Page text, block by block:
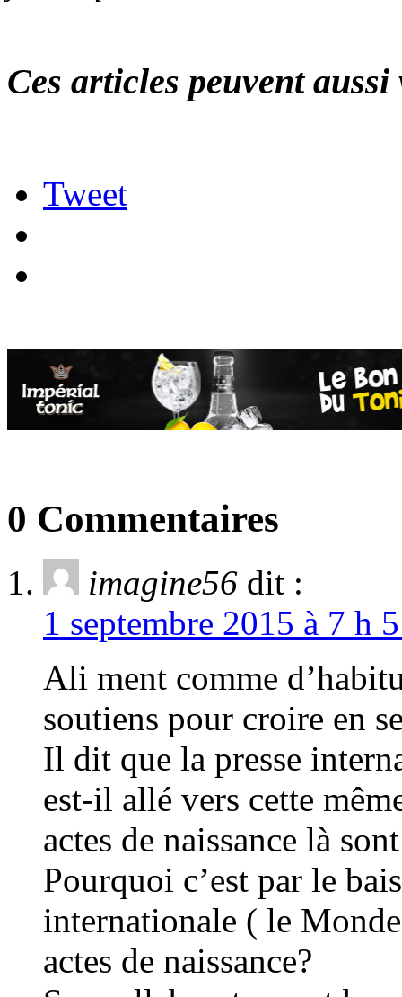
Ces articles peuvent
Tweet
0 Commentaires
imagine56 dit :
1 septembre 2015 à 7 h
Ali ment comme
soutiens pour croire en
Il dit que la presse
est-il allé vers cette
actes de naissance là
Pourquoi c’est par le
internationale ( le
actes de naissance?